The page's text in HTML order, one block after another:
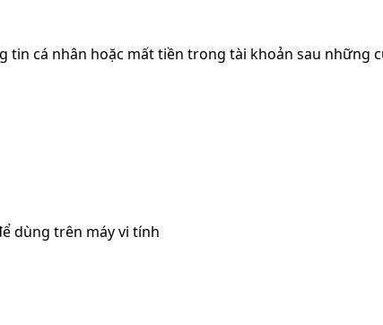
tin cá nhân hoặc mất tiền trong tài khoản sau những
dùng trên máy vi tính